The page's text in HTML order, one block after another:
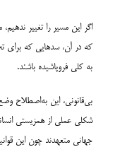
اگر این مسیر را تغییر
که در آن، سدهایی که برای
به کلی فروپاشیده باشند.
بی‌قانونی، این به‌اصطلاح
شکلی عملی از همزیستی
جهانی متعهدند چون این